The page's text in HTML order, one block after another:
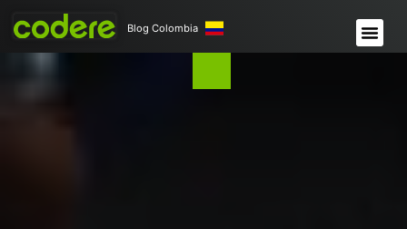
Blog Colombia